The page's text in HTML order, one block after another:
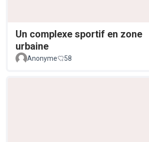
Un complexe sportif en zone
urbaine
Anonyme 58